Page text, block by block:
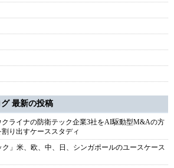
最新の投稿
ライナの防衛テック企業3社をAI駆動型M&Aの方
り出すケーススタディ
」米、欧、中、日、シンガポールのユースケース